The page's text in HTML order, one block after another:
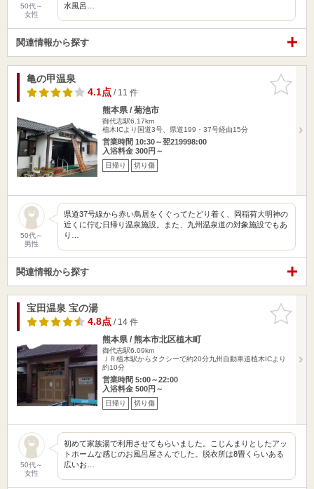
50代～
女性
水風呂…
関連情報から探す
お気に入
りに追加
亀の甲温泉
4.1点/ 11 件
熊本県 / 菊池市
御代志駅6.17km
植木ICより国道3号、県道199・37号経由15分
営業時間 10:30～翌219998:00
入浴料金 300円～
日帰り 切り傷
50代～
男性
県道37号線から赤い鳥居をくぐってたどり着く、岡稲荷大明神の
近くに佇む日帰り温泉施設。また、九州温泉道の対象施設でもあ
り…
関連情報から探す
お気に入
りに追加
宝田温泉 宝の湯
4.8点/ 14 件
熊本県 / 熊本市北区植木町
御代志駅6.09km
ＪＲ植木駅からタクシーで約20分九州自動車道植木ICより
約10分
営業時間 5:00～22:00
入浴料金 500円～
日帰り 切り傷
50代～
女性
初めて家族湯で利用させてもらいました。こじんまりとしたアッ
トホームな感じのお風呂屋さんでした。脱衣所は8畳くらいある
広いお…